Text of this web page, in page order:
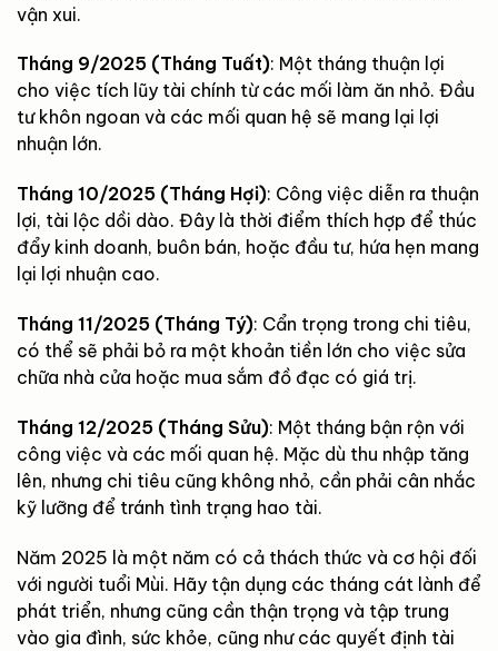
vận xui.
Tháng 9/2025 (Tháng Tuất): Một tháng thuận lợi
cho việc tích lũy tài chính từ các mối làm ăn nhỏ. Đầu
tư khôn ngoan và các mối quan hệ sẽ mang lại lợi
nhuận lớn.
Tháng 10/2025 (Tháng Hợi): Công việc diễn ra thuận
lợi, tài lộc dồi dào. Đây là thời điểm thích hợp để thúc
đẩy kinh doanh, buôn bán, hoặc đầu tư, hứa hẹn mang
lại lợi nhuận cao.
Tháng 11/2025 (Tháng Tý): Cẩn trọng trong chi tiêu,
có thể sẽ phải bỏ ra một khoản tiền lớn cho việc sửa
chữa nhà cửa hoặc mua sắm đồ đạc có giá trị.
Tháng 12/2025 (Tháng Sửu): Một tháng bận rộn với
công việc và các mối quan hệ. Mặc dù thu nhập tăng
lên, nhưng chi tiêu cũng không nhỏ, cần phải cân nhắc
kỹ lưỡng để tránh tình trạng hao tài.
Năm 2025 là một năm có cả thách thức và cơ hội đối
với người tuổi Mùi. Hãy tận dụng các tháng cát lành để
phát triển, nhưng cũng cần thận trọng và tập trung
vào gia đình, sức khỏe, cũng như các quyết định tài